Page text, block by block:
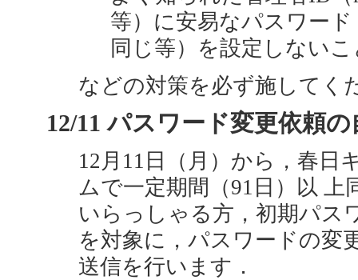
等）に安易なパスワー
同じ等）を設定しないこ
などの対策を必ず施してく
12/11 パスワード変更依頼
12月11日（月）から，春日
ムで一定期間（91日）以
いらっしゃる方，初期パス
を対象に，パスワードの変
送信を行います．